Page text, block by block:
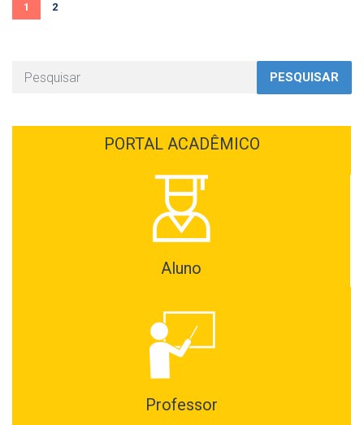
1 2
PESQUISAR
PORTAL ACADÊMICO
Aluno
Professor